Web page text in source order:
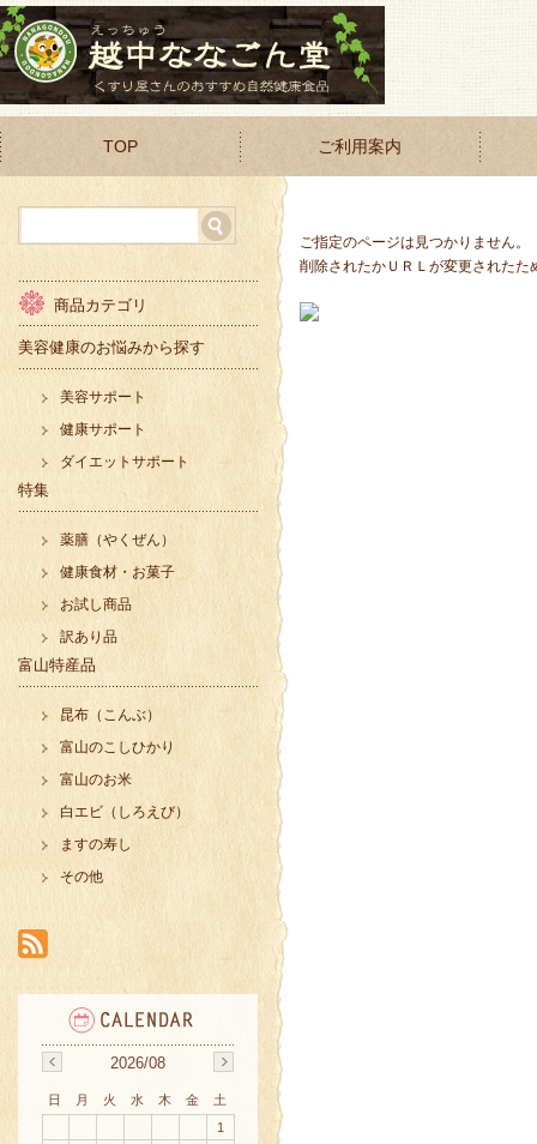
TOP ご利用案内
ご指定のページは見つかりません。
削除されたかＵＲＬが変更されたた
商品カテゴリ
美容健康のお悩みから探す
美容サポート
健康サポート
ダイエットサポート
特集
薬膳（やくぜん）
健康食材・お菓子
お試し商品
訳あり品
富山特産品
昆布（こんぶ）
富山のこしひかり
富山のお米
白エビ（しろえび）
ますの寿し
その他
2026/08
日 月 火 水 木 金
土
1